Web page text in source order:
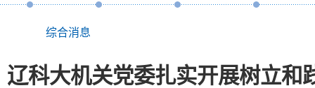
综合消息
辽科大机关党委扎实开展树立和